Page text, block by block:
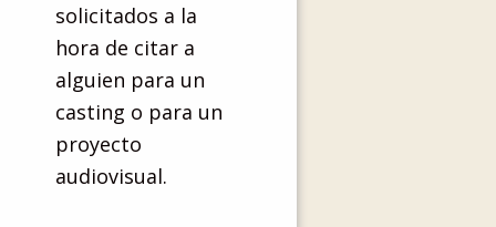
solicitados a la
hora de citar a
alguien para un
casting o para un
proyecto
audiovisual.